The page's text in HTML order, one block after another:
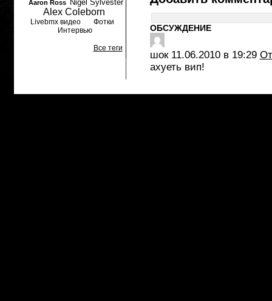
ОБСУЖДЕНИЕ
шок 11.06.2010 в 19:29
ахуеть вип!
Aaron Ross Nigel Sylvester
Alex Coleborn
Livebmx видео
Фотки
Интервью
Все теги